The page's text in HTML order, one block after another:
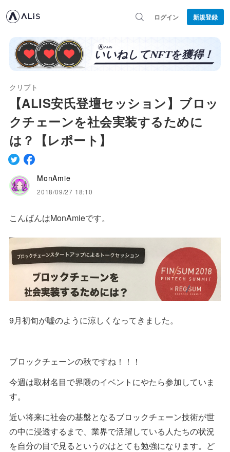
ログイン 新規登録
クリプト
【ALIS安氏登壇セッション】ブロッ
クチェーンを社会実装するために
は？【レポート】
MonAmie
2018/09/27 18:10
こんばんはMonAmieです。
9月初旬が嘘のように涼しくなってきました。
ブロックチェーンの秋ですね！！！
今週は取材名目で界隈のイベントにやたら参加していま
す。
近い将来に社会の基盤となるブロックチェーン技術が世
の中に浸透するまで、業界で活躍している人たちの状況
を自分の目で見るというのはとても勉強になります。ど